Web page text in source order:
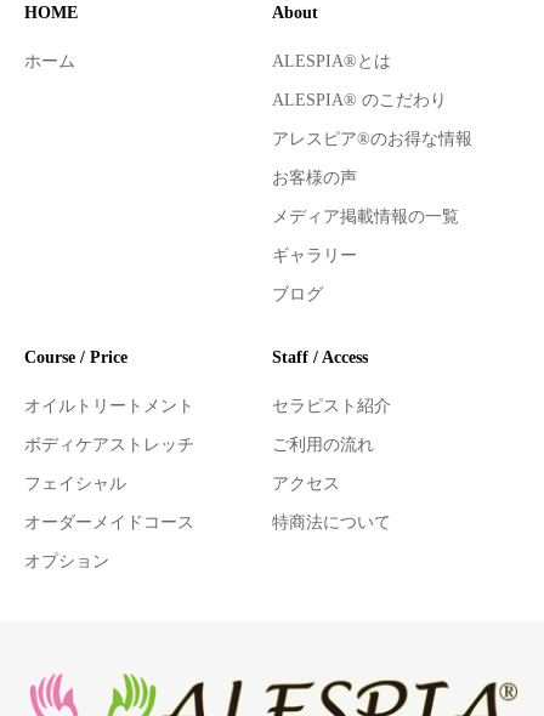
HOME
ホーム
About
ALESPIA®とは
ALESPIA® のこだわり
アレスピア®のお得な情報
お客様の声
メディア掲載情報の一覧
ギャラリー
ブログ
Course / Price
オイルトリートメント
ボディケアストレッチ
フェイシャル
オーダーメイドコース
オプション
Staff / Access
セラピスト紹介
ご利用の流れ
アクセス
特商法について